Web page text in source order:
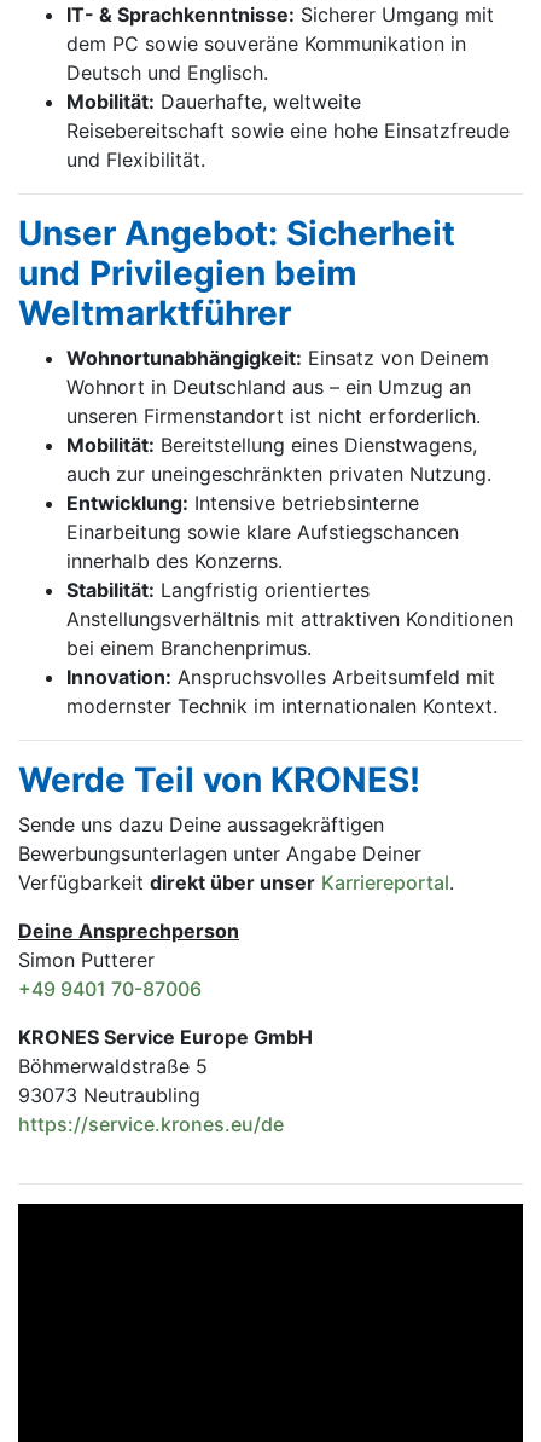
IT- & Sprachkenntnisse: Sicherer Umgang mit
dem PC sowie souveräne Kommunikation in
Deutsch und Englisch.
Mobilität: Dauerhafte, weltweite
Reisebereitschaft sowie eine hohe Einsatzfreude
und Flexibilität.
Unser Angebot: Sicherheit
und Privilegien beim
Weltmarktführer
Wohnortunabhängigkeit: Einsatz von Deinem
Wohnort in Deutschland aus – ein Umzug an
unseren Firmenstandort ist nicht erforderlich.
Mobilität: Bereitstellung eines Dienstwagens,
auch zur uneingeschränkten privaten Nutzung.
Entwicklung: Intensive betriebsinterne
Einarbeitung sowie klare Aufstiegschancen
innerhalb des Konzerns.
Stabilität: Langfristig orientiertes
Anstellungsverhältnis mit attraktiven Konditionen
bei einem Branchenprimus.
Innovation: Anspruchsvolles Arbeitsumfeld mit
modernster Technik im internationalen Kontext.
Werde Teil von KRONES!
Sende uns dazu Deine aussage­kräftigen
Bewerbungsunterlagen unter Angabe Deiner
Verfügbarkeit direkt über unser Karriereportal.
Deine Ansprechperson
Simon Putterer
+49 9401 70-87006
KRONES Service Europe GmbH
Böhmerwaldstraße 5
93073 Neutraubling
https://service.krones.eu/de